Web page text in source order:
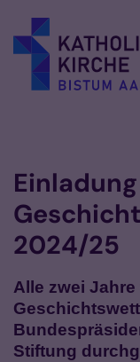
2024/25
Alle zwei
Stiftung